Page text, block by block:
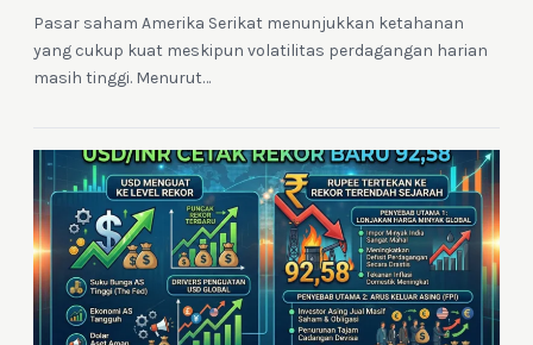
Pasar saham Amerika Serikat menunjukkan ketahanan
yang cukup kuat meskipun volatilitas perdagangan harian
masih tinggi. Menurut…